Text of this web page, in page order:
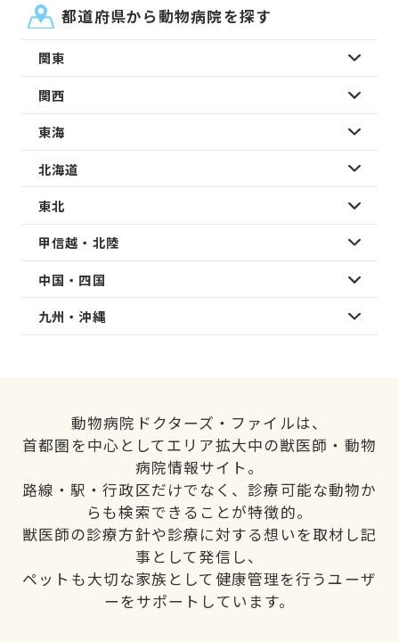
都道府県から動物病院を探す
関東
関西
東海
北海道
東北
甲信越・北陸
中国・四国
九州・沖縄
動物病院ドクターズ・ファイルは、
首都圏を中心としてエリア拡大中の獣医師・動物
病院情報サイト。
路線・駅・行政区だけでなく、診療可能な動物か
らも検索できることが特徴的。
獣医師の診療方針や診療に対する想いを取材し記
事として発信し、
ペットも大切な家族として健康管理を行うユーザ
ーをサポートしています。